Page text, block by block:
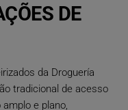
DE
da Droguería
tradicional de acesso
e plano,